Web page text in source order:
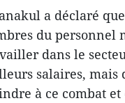
a déclaré
du personnel
dans le
salaires, mais
à ce combat